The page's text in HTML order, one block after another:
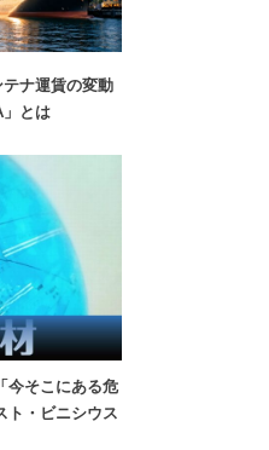
ナ運賃の変動
」とは
今そこにある危
・ビニシウス